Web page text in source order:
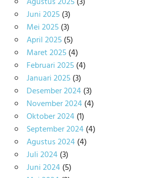
Juni 2025(3)
Mei 2025(3)
April 2025(5)
Maret 2025(4)
Februari 2025(4)
Januari 2025(3)
Desember 2024(3)
November 2024(4)
Oktober 2024(1)
September 2024(4)
Agustus 2024(4)
Juli 2024(3)
Juni 2024(5)